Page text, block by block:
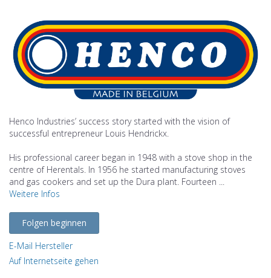
Henco Industries’ success story started with the vision of
successful entrepreneur Louis Hendrickx.
His professional career began in 1948 with a stove shop in the
centre of Herentals. In 1956 he started manufacturing stoves
and gas cookers and set up the Dura plant. Fourteen ...
Weitere Infos
Folgen beginnen
E-Mail Hersteller
Auf Internetseite gehen